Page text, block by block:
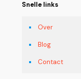
Snelle links
Over
Blog
Contact